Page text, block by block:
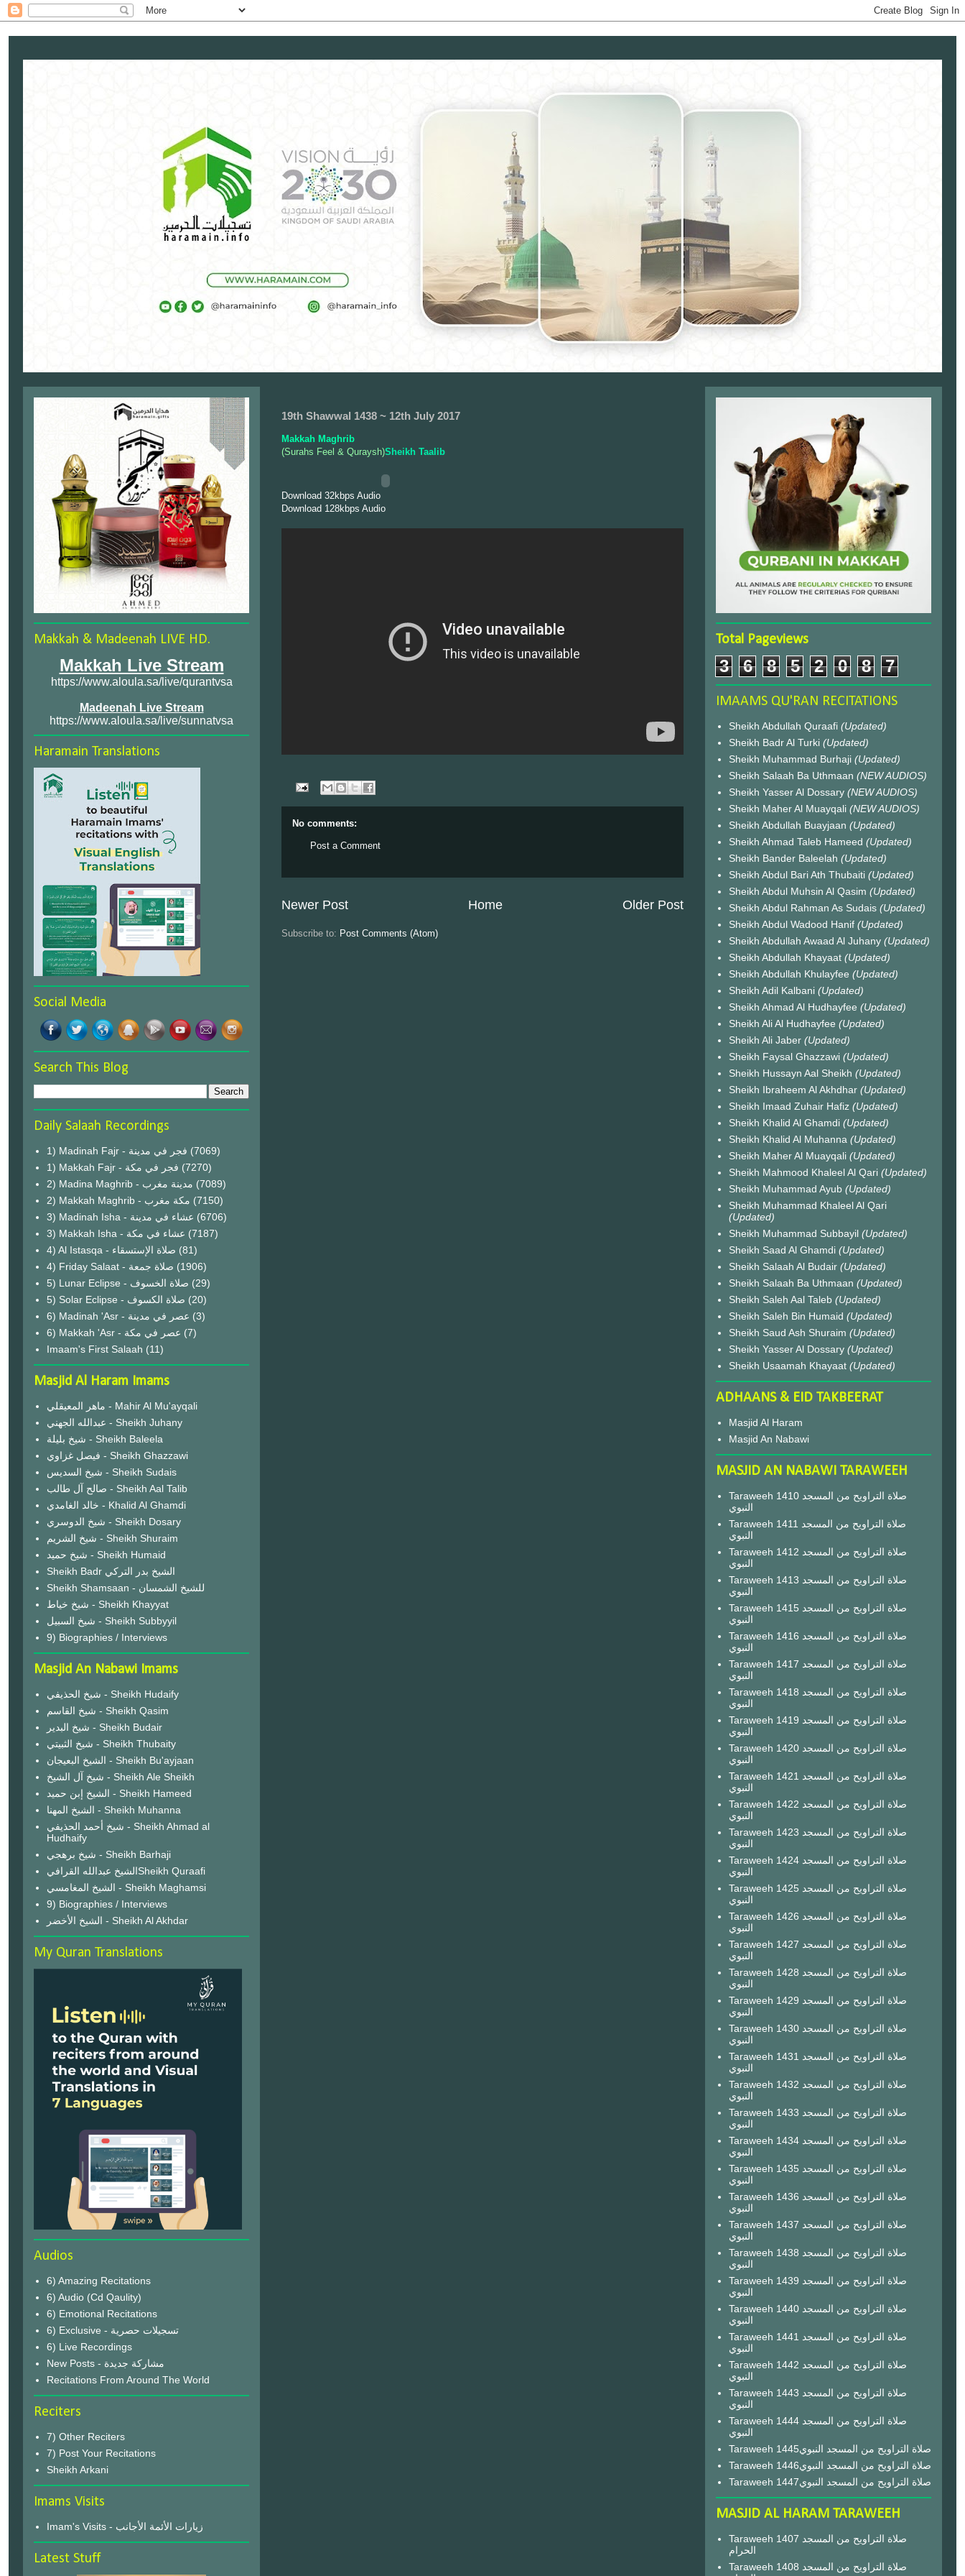
19th Shawwal 1438 ~ 12th July 2017
Makkah Maghrib
(Surahs Feel & Quraysh)Sheikh Taalib
Download 32kbps Audio
Download 128kbps Audio
No comments:
Post a Comment
Newer Post Older Post
Home
Subscribe to: Post Comments (Atom)
Makkah & Madeenah LIVE HD.
Makkah Live Stream
https://www.aloula.sa/live/qurantvsa
Madeenah Live Stream
https://www.aloula.sa/live/sunnatvsa
Haramain Translations
Social Media
Search This Blog
Daily Salaah Recordings
1) Madinah Fajr - فجر في مدينة (7069)
1) Makkah Fajr - فجر في مكة (7270)
2) Madina Maghrib - مدينة مغرب (7089)
2) Makkah Maghrib - مكة مغرب (7150)
3) Madinah Isha - عشاء في مدينة (6706)
3) Makkah Isha - عشاء في مكة (7187)
4) Al Istasqa - صلاة الإستسقاء (81)
4) Friday Salaat - صلاة جمعة (1906)
5) Lunar Eclipse - صلاة الخسوف (29)
(20)
6) Madinah 'Asr - عصر في مدينة (3)
6) Makkah 'Asr - عصر في مكة (7)
Imaam's First Salaah (11)
Masjid Al Haram Imams
ماهر المعيقلي - Mahir Al Mu'ayqali
عبدالله الجهني - Sheikh Juhany
شيخ بليلة - Sheikh Baleela
فيصل غزاوي - Sheikh Ghazzawi
شيخ السديس - Sheikh Sudais
صالح آل طالب - Sheikh Aal Talib
خالد الغامدي - Khalid Al Ghamdi
شيخ الدوسري - Sheikh Dosary
شيخ الشريم - Sheikh Shuraim
شيخ حميد - Sheikh Humaid
Sheikh Badr الشيخ بدر التركي
Sheikh Shamsaan - للشيخ الشمسان
شيخ خياط - Sheikh Khayyat
شيخ السبيل - Sheikh Subbyyil
9) Biographies / Interviews
Masjid An Nabawi Imams
شيخ الحذيفي - Sheikh Hudaify
شيخ القاسم - Sheikh Qasim
شيخ البدير - Sheikh Budair
شيخ الثبيتي - Sheikh Thubaity
الشيخ البعيجان - Sheikh Bu'ayjaan
شيخ آل الشيخ - Sheikh Ale Sheikh
الشيخ إبن حميد - Sheikh Hameed
الشيخ المهنا - Sheikh Muhanna
شيخ أحمد الحذيفي - Sheikh Ahmad al
Hudhaify
شيخ برهجي - Sheikh Barhaji
الشيخ عبدالله القرافيSheikh Quraafi
الشيخ المغامسي - Sheikh Maghamsi
9) Biographies / Interviews
الشيخ الأخضر - Sheikh Al Akhdar
My Quran Translations
Audios
6) Amazing Recitations
6) Audio (Cd Qaulity)
6) Emotional Recitations
6) Exclusive - تسجيلات حصرية
6) Live Recordings
New Posts - مشاركة جديدة
Recitations From Around The World
Reciters
7) Other Reciters
7) Post Your Recitations
Sheikh Arkani
Imams Visits
Imam's Visits - زيارات الأئمة الأجانب
Latest Stuff
Total Pageviews
3 6 8 5 2 0 8 7
IMAAMS QU'RAN RECITATIONS
Sheikh Abdullah Quraafi (Updated)
Sheikh Badr Al Turki (Updated)
Sheikh Muhammad Burhaji (Updated)
Sheikh Salaah Ba Uthmaan (NEW AUDIOS)
Sheikh Yasser Al Dossary (NEW AUDIOS)
Sheikh Maher Al Muayqali (NEW AUDIOS)
Sheikh Abdullah Buayjaan (Updated)
Sheikh Ahmad Taleb Hameed (Updated)
Sheikh Bander Baleelah (Updated)
Sheikh Abdul Bari Ath Thubaiti (Updated)
Sheikh Abdul Muhsin Al Qasim (Updated)
Sheikh Abdul Rahman As Sudais (Updated)
Sheikh Abdul Wadood Hanif (Updated)
Sheikh Abdullah Awaad Al Juhany (Updated)
Sheikh Abdullah Khayaat (Updated)
Sheikh Abdullah Khulayfee (Updated)
Sheikh Adil Kalbani (Updated)
Sheikh Ahmad Al Hudhayfee (Updated)
Sheikh Ali Al Hudhayfee (Updated)
Sheikh Ali Jaber (Updated)
Sheikh Faysal Ghazzawi (Updated)
Sheikh Hussayn Aal Sheikh (Updated)
Sheikh Ibraheem Al Akhdhar (Updated)
Sheikh Imaad Zuhair Hafiz (Updated)
Sheikh Khalid Al Ghamdi (Updated)
Sheikh Khalid Al Muhanna (Updated)
Sheikh Maher Al Muayqali (Updated)
Sheikh Mahmood Khaleel Al Qari (Updated)
Sheikh Muhammad Ayub (Updated)
Sheikh Muhammad Khaleel Al Qari
(Updated)
Sheikh Muhammad Subbayil (Updated)
Sheikh Saad Al Ghamdi (Updated)
Sheikh Salaah Al Budair (Updated)
Sheikh Salaah Ba Uthmaan (Updated)
Sheikh Saleh Aal Taleb (Updated)
Sheikh Saleh Bin Humaid (Updated)
Sheikh Saud Ash Shuraim (Updated)
Sheikh Yasser Al Dossary (Updated)
Sheikh Usaamah Khayaat (Updated)
ADHAANS & EID TAKBEERAT
Masjid Al Haram
Masjid An Nabawi
MASJID AN NABAWI TARAWEEH
Taraweeh 1410 صلاة التراويح من المسجد
النبوي
Taraweeh 1411 صلاة التراويح من المسجد
النبوي
Taraweeh 1412 صلاة التراويح من المسجد
النبوي
Taraweeh 1413 صلاة التراويح من المسجد
النبوي
Taraweeh 1415 صلاة التراويح من المسجد
النبوي
Taraweeh 1416 صلاة التراويح من المسجد
النبوي
Taraweeh 1417 صلاة التراويح من المسجد
النبوي
Taraweeh 1418 صلاة التراويح من المسجد
النبوي
Taraweeh 1419 صلاة التراويح من المسجد
النبوي
Taraweeh 1420 صلاة التراويح من المسجد
النبوي
Taraweeh 1421 صلاة التراويح من المسجد
النبوي
Taraweeh 1422 صلاة التراويح من المسجد
النبوي
Taraweeh 1423 صلاة التراويح من المسجد
النبوي
Taraweeh 1424 صلاة التراويح من المسجد
النبوي
Taraweeh 1425 صلاة التراويح من المسجد
النبوي
Taraweeh 1426 صلاة التراويح من المسجد
النبوي
Taraweeh 1427 صلاة التراويح من المسجد
النبوي
Taraweeh 1428 صلاة التراويح من المسجد
النبوي
Taraweeh 1429 صلاة التراويح من المسجد
النبوي
Taraweeh 1430 صلاة التراويح من المسجد
النبوي
Taraweeh 1431 صلاة التراويح من المسجد
النبوي
Taraweeh 1432 صلاة التراويح من المسجد
النبوي
Taraweeh 1433 صلاة التراويح من المسجد
النبوي
Taraweeh 1434 صلاة التراويح من المسجد
النبوي
Taraweeh 1435 صلاة التراويح من المسجد
النبوي
Taraweeh 1436 صلاة التراويح من المسجد
النبوي
Taraweeh 1437 صلاة التراويح من المسجد
النبوي
Taraweeh 1438 صلاة التراويح من المسجد
النبوي
Taraweeh 1439 صلاة التراويح من المسجد
النبوي
Taraweeh 1440 صلاة التراويح من المسجد
النبوي
Taraweeh 1441 صلاة التراويح من المسجد
النبوي
Taraweeh 1442 صلاة التراويح من المسجد
النبوي
Taraweeh 1443 صلاة التراويح من المسجد
النبوي
Taraweeh 1444 صلاة التراويح من المسجد
النبوي
Taraweeh 1445صلاة التراويح من المسجد النبوي
Taraweeh 1446صلاة التراويح من المسجد النبوي
Taraweeh 1447صلاة التراويح من المسجد النبوي
MASJID AL HARAM TARAWEEH
Taraweeh 1407 صلاة التراويح من المسجد
الحرام
Taraweeh 1408 صلاة التراويح من المسجد